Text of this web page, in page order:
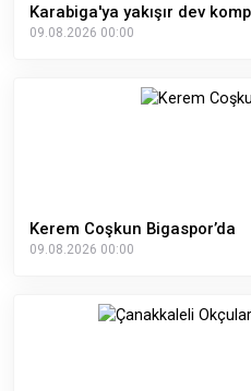
Karabiga'ya yakışır dev
09.08.2026 00:00
Kerem Coşkun Bigaspor’da
09.08.2026 00:00